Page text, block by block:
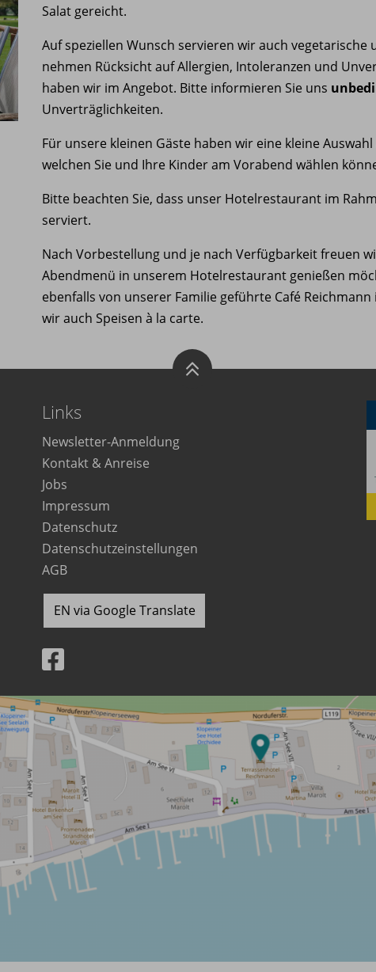
Salat gereicht.
Auf speziellen Wunsch servieren wir auch
nehmen Rücksicht auf Allergien, Intoleranzen und
haben wir im Angebot. Bitte informieren Sie uns
Unverträglichkeiten.
Für unsere kleinen Gäste haben wir eine kleine
welchen Sie und Ihre Kinder am Vorabend wählen
Bitte beachten Sie, dass unser Hotelrestaurant im
serviert.
Nach Vorbestellung und je nach Verfügbarkeit freuen
Abendmenü in unserem Hotelrestaurant genießen
ebenfalls von unserer Familie geführte Café
wir auch Speisen à la carte.
Links
Newsletter-Anmeldung
Kontakt & Anreise
Jobs
Impressum
Datenschutz
Datenschutzeinstellungen
AGB
EN via Google Translate